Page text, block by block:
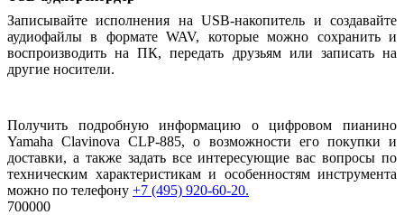
Записывайте исполнения на USB-накопитель и создавайте
аудиофайлы в формате WAV, которые можно сохранить и
воспроизводить на ПК, передать друзьям или записать на
другие носители.
Получить подробную информацию о цифровом пианино
Yamaha Clavinova CLP-885, о возможности его покупки и
доставки, а также задать все интересующие вас вопросы по
техническим характеристикам и особенностям инструмента
можно по телефону +7 (495) 920-60-20.
700000